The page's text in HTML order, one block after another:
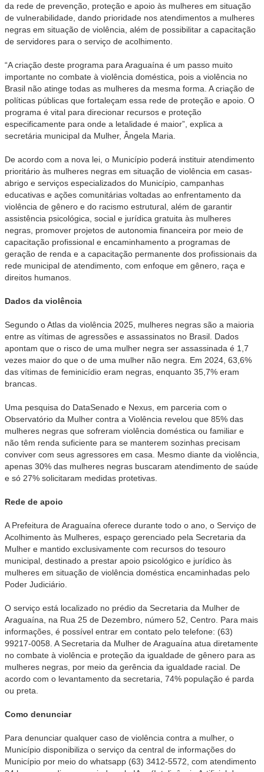
da rede de prevenção, proteção e apoio às mulheres em situação
de vulnerabilidade, dando prioridade nos atendimentos a mulheres
negras em situação de violência, além de possibilitar a capacitação
de servidores para o serviço de acolhimento.
“A criação deste programa para Araguaína é um passo muito
importante no combate à violência doméstica, pois a violência no
Brasil não atinge todas as mulheres da mesma forma. A criação de
políticas públicas que fortaleçam essa rede de proteção e apoio. O
programa é vital para direcionar recursos e proteção
especificamente para onde a letalidade é maior”, explica a
secretária municipal da Mulher, Ângela Maria.
De acordo com a nova lei, o Município poderá instituir atendimento
prioritário às mulheres negras em situação de violência em casas-
abrigo e serviços especializados do Município, campanhas
educativas e ações comunitárias voltadas ao enfrentamento da
violência de gênero e do racismo estrutural, além de garantir
assistência psicológica, social e jurídica gratuita às mulheres
negras, promover projetos de autonomia financeira por meio de
capacitação profissional e encaminhamento a programas de
geração de renda e a capacitação permanente dos profissionais da
rede municipal de atendimento, com enfoque em gênero, raça e
direitos humanos.
Dados da violência
Segundo o Atlas da violência 2025, mulheres negras são a maioria
entre as vítimas de agressões e assassinatos no Brasil. Dados
apontam que o risco de uma mulher negra ser assassinada é 1,7
vezes maior do que o de uma mulher não negra. Em 2024, 63,6%
das vítimas de feminicídio eram negras, enquanto 35,7% eram
brancas.
Uma pesquisa do DataSenado e Nexus, em parceria com o
Observatório da Mulher contra a Violência revelou que 85% das
mulheres negras que sofreram violência doméstica ou familiar e
não têm renda suficiente para se manterem sozinhas precisam
conviver com seus agressores em casa. Mesmo diante da violência,
apenas 30% das mulheres negras buscaram atendimento de saúde
e só 27% solicitaram medidas protetivas.
Rede de apoio
A Prefeitura de Araguaína oferece durante todo o ano, o Serviço de
Acolhimento às Mulheres, espaço gerenciado pela Secretaria da
Mulher e mantido exclusivamente com recursos do tesouro
municipal, destinado a prestar apoio psicológico e jurídico às
mulheres em situação de violência doméstica encaminhadas pelo
Poder Judiciário.
O serviço está localizado no prédio da Secretaria da Mulher de
Araguaína, na Rua 25 de Dezembro, número 52, Centro. Para mais
informações, é possível entrar em contato pelo telefone: (63)
99217-0058. A Secretaria da Mulher de Araguaína atua diretamente
no combate à violência e proteção da igualdade de gênero para as
mulheres negras, por meio da gerência da igualdade racial. De
acordo com o levantamento da secretaria, 74% população é parda
ou preta.
Como denunciar
Para denunciar qualquer caso de violência contra a mulher, o
Município disponibiliza o serviço da central de informações do
Município por meio do whatsapp (63) 3412-5572, com atendimento